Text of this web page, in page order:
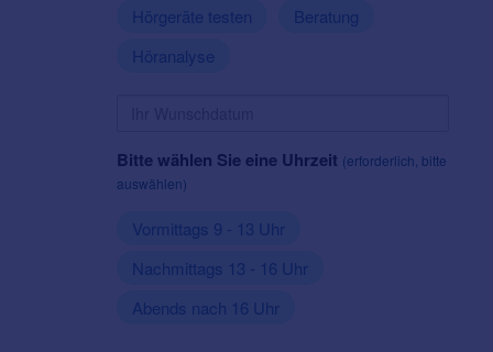
Hörgeräte testen
Beratung
Höranalyse
Bitte wählen Sie eine Uhrzeit (erforderlich, bitte
auswählen)
Vormittags 9 - 13 Uhr
Nachmittags 13 - 16 Uhr
Abends nach 16 Uhr